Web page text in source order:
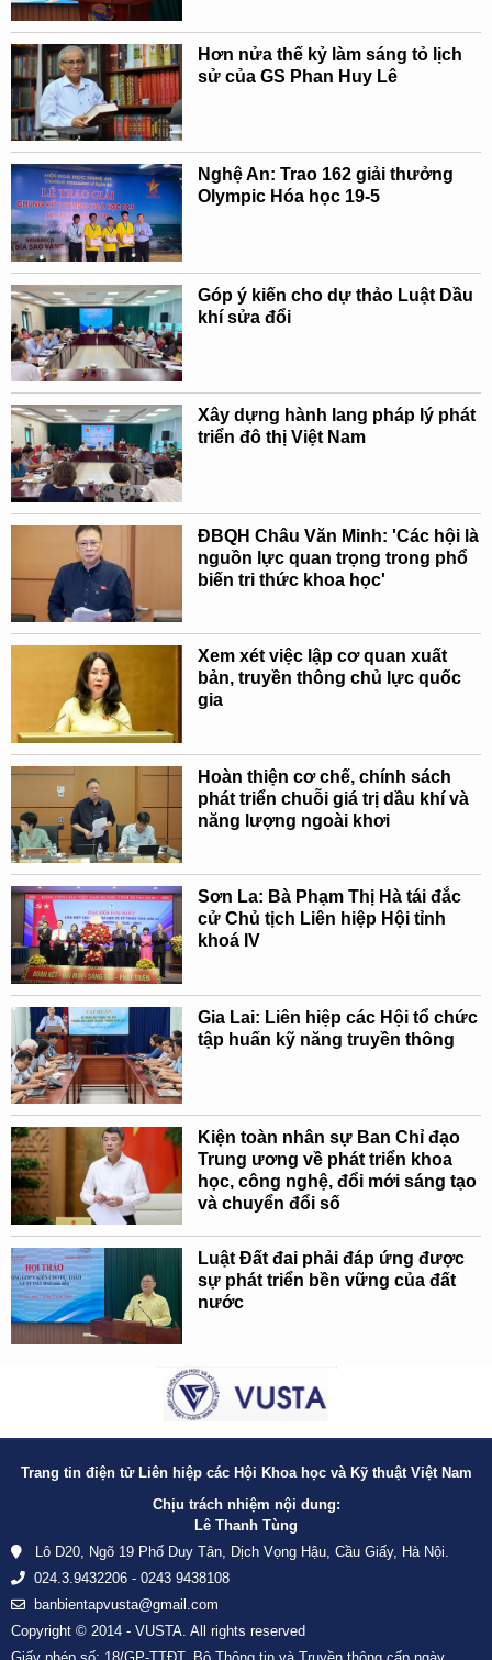
Hơn nửa thế kỷ làm sáng tỏ lịch
sử của GS Phan Huy Lê
Nghệ An: Trao 162 giải thưởng
Olympic Hóa học 19-5
Góp ý kiến cho dự thảo Luật Dầu
khí sửa đổi
Xây dựng hành lang pháp lý phát
triển đô thị Việt Nam
ĐBQH Châu Văn Minh: 'Các hội là
nguồn lực quan trọng trong phổ
biến tri thức khoa học'
Xem xét việc lập cơ quan xuất
bản, truyền thông chủ lực quốc
gia
Hoàn thiện cơ chế, chính sách
phát triển chuỗi giá trị dầu khí và
năng lượng ngoài khơi
Sơn La: Bà Phạm Thị Hà tái đắc
cử Chủ tịch Liên hiệp Hội tỉnh
khoá IV
Gia Lai: Liên hiệp các Hội tổ chức
tập huấn kỹ năng truyền thông
Kiện toàn nhân sự Ban Chỉ đạo
Trung ương về phát triển khoa
học, công nghệ, đổi mới sáng tạo
và chuyển đổi số
Luật Đất đai phải đáp ứng được
sự phát triển bền vững của đất
nước
Trang tin điện tử Liên hiệp các Hội Khoa học và Kỹ thuật Việt Nam
Chịu trách nhiệm nội dung:
Lê Thanh Tùng
Lô D20, Ngõ 19 Phố Duy Tân, Dịch Vọng Hậu, Cầu Giấy, Hà Nội.
024.3.9432206 - 0243 9438108
banbientapvusta@gmail.com
Copyright © 2014 - VUSTA. All rights reserved